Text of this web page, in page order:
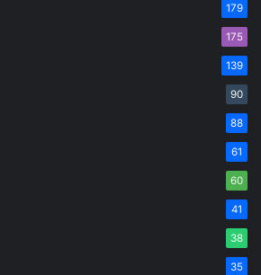
179
175
139
90
88
61
60
41
38
35